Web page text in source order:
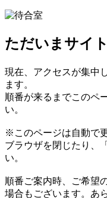
ただいまサイ
現在、アクセスが集中
ます。
順番が来るまでこのペ
い。
※このページは自動で
ブラウザを閉じたり、
い。
順番ご案内時、ご希望
場合もございます。あ